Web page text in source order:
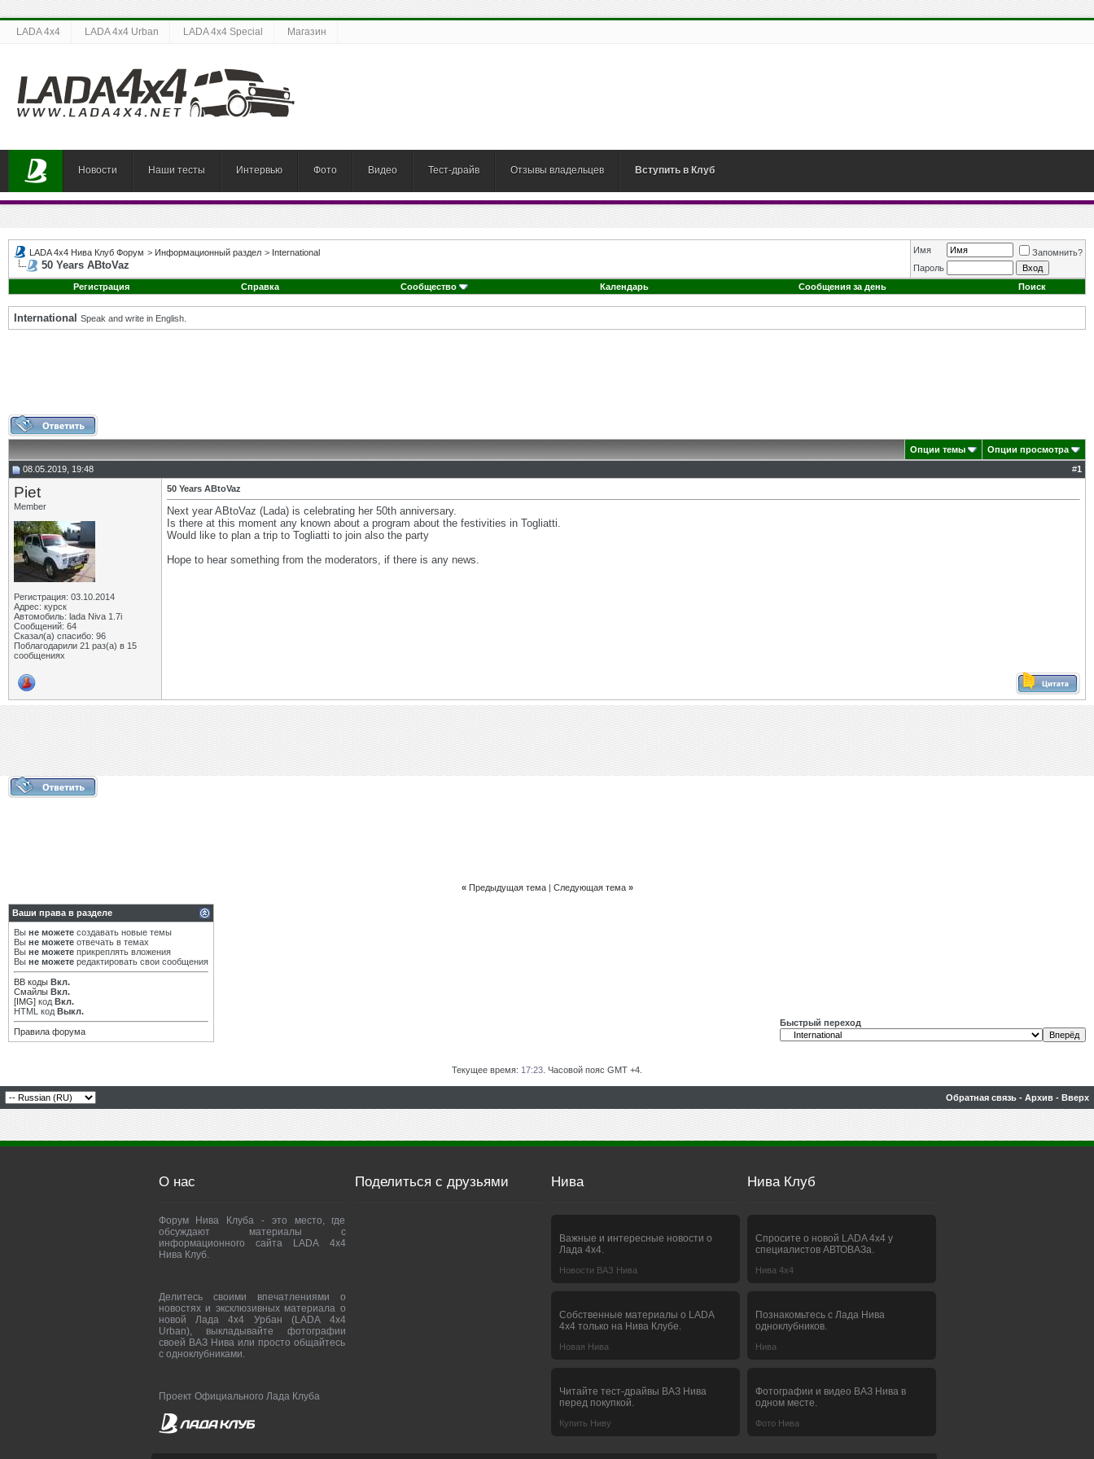
LADA 4x4 LADA 4x4 Urban LADA 4x4 Special Магазин
Новости Наши тесты Интервью Фото Видео Тест-драйв Отзывы владельцев Вступить в Клуб
LADA 4x4 Нива Клуб Форум > Информационный раздел > International
50 Years ABtoVaz
Имя
Запомнить?
Пароль
Регистрация
Справка Сообщество Календарь Сообщения за день Поиск
International Speak and write in English.
Опции темы
Опции просмотра
08.05.2019, 19:48
#1
Piet
Member
Регистрация: 03.10.2014
Адрес: курск
Автомобиль: lada Niva 1.7i
Сообщений: 64
Сказал(а) спасибо: 96
Поблагодарили 21 раз(а) в 15
сообщениях
50 Years ABtoVaz
Next year ABtoVaz (Lada) is celebrating her 50th anniversary.
Is there at this moment any known about a program about the festivities in Togliatti.
Would like to plan a trip to Togliatti to join also the party
Hope to hear something from the moderators, if there is any news.
« Предыдущая тема| Следующая тема »
Ваши права в разделе
Вы не можете создавать новые темы
Вы не можете отвечать в темах
Вы не можете прикреплять вложения
Вы не можете редактировать свои сообщения
BB коды Вкл.
Смайлы Вкл.
[IMG] код Вкл.
HTML код Выкл.
Правила форума
Быстрый переход
Текущее время: 17:23 . Часовой пояс GMT +4.
Обратная связь - Архив - Вверх
О нас
Форум Нива Клуба - это место, где
обсуждают материалы с
информационного сайта LADA 4x4
Нива Клуб.
Делитесь своими впечатлениями о
новостях и эксклюзивных материала о
новой Лада 4х4 Урбан (LADA 4x4
Urban), выкладывайте фотографии
своей ВАЗ Нива или просто общайтесь
с одноклубниками.
Проект Официального Лада Клуба
Поделиться с друзьями Нива
Важные и интересные новости о
Лада 4х4.
Новости ВАЗ Нива
Собственные материалы о LADA
4x4 только на Нива Клубе.
Новая Нива
Читайте тест-драйвы ВАЗ Нива
перед покупкой.
Купить Ниву
Нива Клуб
Спросите о новой LADA 4x4 у
специалистов АВТОВАЗа.
Нива 4х4
Познакомьтесь с Лада Нива
одноклубников.
Нива
Фотографии и видео ВАЗ Нива в
одном месте.
Фото Нива